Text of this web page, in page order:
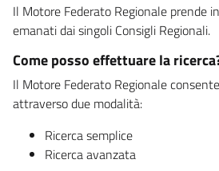
Il Motore Federato Regionale prende
emanati dai singoli Consigli Regionali.
Come posso effettuare la
Il Motore Federato Regionale
attraverso due modalità:
Ricerca semplice
Ricerca avanzata